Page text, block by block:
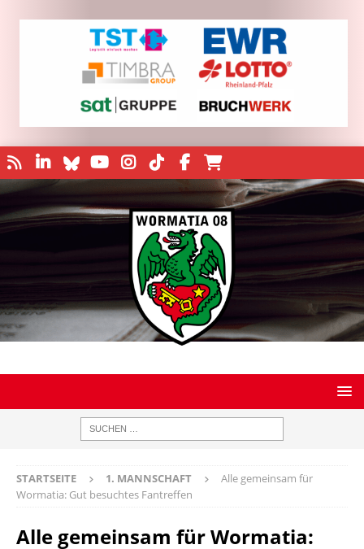
STARTSEITE 1. MANNSCHAFT
Alle gemeinsam für
Wormatia: Gut besuchtes Fantreffen
Alle gemeinsam für Wormatia: